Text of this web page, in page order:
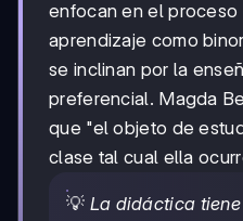
enfocan en el proceso
aprendizaje como
se inclinan por la
preferencial. Magda
que "el objeto de
clase tal cual ella
💡 La didáctica